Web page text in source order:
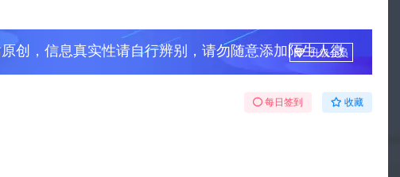
创，信息真实性请自行辨别，请勿随意添加陌生人微
升级会员
每日签到 收藏